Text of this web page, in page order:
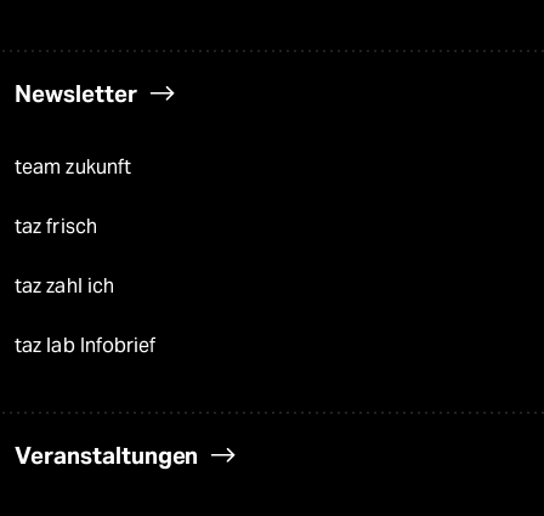
Newsletter
team zukunft
taz frisch
taz zahl ich
taz lab Infobrief
Veranstaltungen